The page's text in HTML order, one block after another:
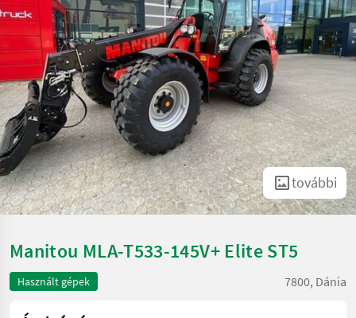
további
Manitou MLA-T533-145V+ Elite ST5
Használt gépek 7800, Dánia